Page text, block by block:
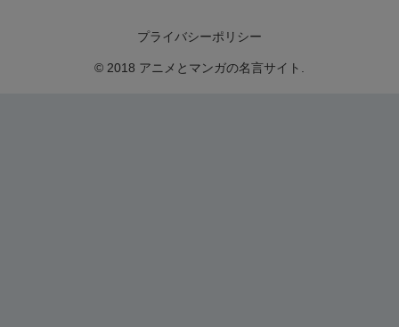
プライバシーポリシー
© 2018 アニメとマンガの名言サイト.